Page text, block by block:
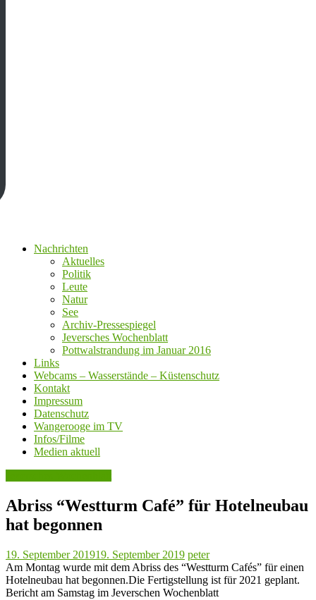
Nachrichten
Aktuelles
Politik
Leute
Natur
See
Archiv-Pressespiegel
Jeversches Wochenblatt
Pottwalstrandung im Januar 2016
Links
Webcams – Wasserstände – Küstenschutz
Kontakt
Impressum
Datenschutz
Wangerooge im TV
Infos/Filme
Medien aktuell
Abriss “Westturm Café” für Hotelneubau
hat begonnen
19. September 201919. September 2019 peter
Am Montag wurde mit dem Abriss des “Westturm Cafés” für einen
Hotelneubau hat begonnen.Die Fertigstellung ist für 2021 geplant.
Bericht am Samstag im Jeverschen Wochenblatt